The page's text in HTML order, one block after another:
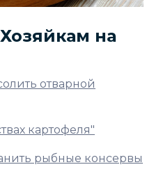
на
отварной
картофеля"
рыбные консервы